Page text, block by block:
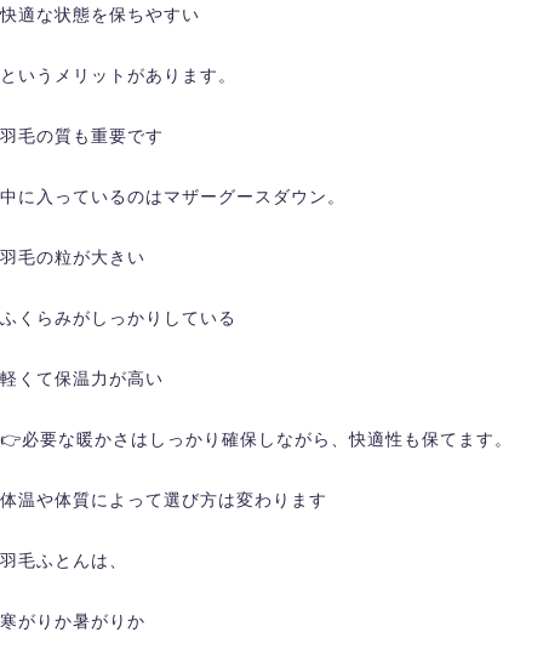
快適な状態を保ちやすい
というメリットがあります。
羽毛の質も重要です
中に入っているのはマザーグースダウン。
羽毛の粒が大きい
ふくらみがしっかりしている
軽くて保温力が高い
👉必要な暖かさはしっかり確保しながら、快適性も保てます。
体温や体質によって選び方は変わります
羽毛ふとんは、
寒がりか暑がりか